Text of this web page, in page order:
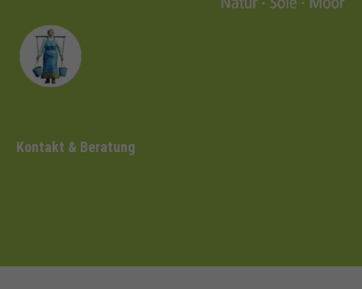
Kontakt & Beratung